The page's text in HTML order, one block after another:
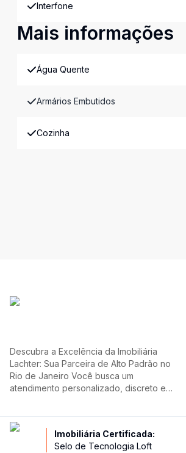
Interfone
Mais informações
Água Quente
Armários Embutidos
Cozinha
Descubra a Excelência da Imobiliária
Lachter: Sua Parceira de Alto Padrão no
Rio de Janeiro Você busca um
atendimento personalizado, discreto e
Janeiro? Conheça a Lachter, uma
referência no mercado imobiliário,
dedicada a oferecer soluções sob
Imobiliária Certificada:
Selo de Tecnologia Loft